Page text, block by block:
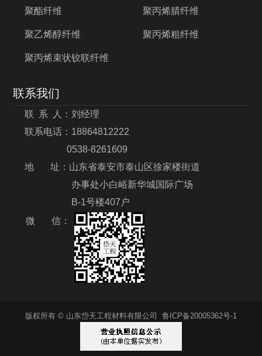
聚酯纤维 聚丙烯腈纤维
聚乙烯醇纤维 聚丙烯粗纤维
聚丙烯束状铰联纤维
联系我们
联 系 人：刘经理
联系电话：18864812222
0538-8261609
地 址：山东省泰安市泰山区徐家楼街道
办事处小白峪新华城国际广场
B-1号楼407户
微 信：
版权所有 © 山东岱天工程材料有限公司 鲁ICP备20005362号-1